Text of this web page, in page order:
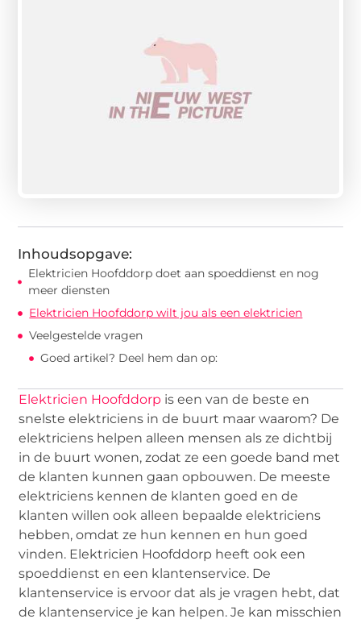
Inhoudsopgave:
Elektricien Hoofddorp doet aan spoeddienst en nog
meer diensten
Elektricien Hoofddorp wilt jou als een elektricien
Veelgestelde vragen
Goed artikel? Deel hem dan op:
Elektricien Hoofddorp is een van de beste en
snelste elektriciens in de buurt maar waarom? De
elektriciens helpen alleen mensen als ze dichtbij
in de buurt wonen, zodat ze een goede band met
de klanten kunnen gaan opbouwen. De meeste
elektriciens kennen de klanten goed en de
klanten willen ook alleen bepaalde elektriciens
hebben, omdat ze hun kennen en hun goed
vinden. Elektricien Hoofddorp heeft ook een
spoeddienst en een klantenservice. De
klantenservice is ervoor dat als je vragen hebt, dat
de klantenservice je kan helpen. Je kan misschien